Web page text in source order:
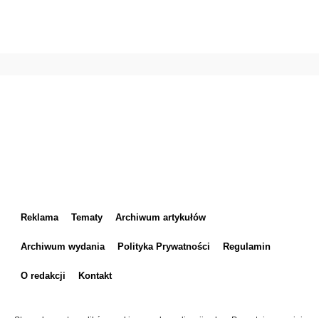
Reklama Tematy Archiwum artykułów
Archiwum wydania Polityka Prywatności Regulamin
O redakcji Kontakt